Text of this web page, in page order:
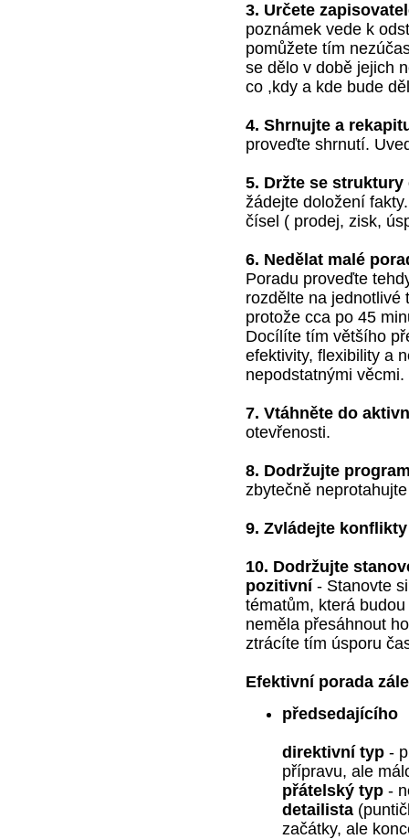
3. Určete
poznámek vede k
pomůžete tím
se dělo v době jejich
co ,kdy a kde bude
4. Shrnujte a
proveďte shrnutí.
5. Držte se struktury
žádejte doložení
čísel ( prodej, zisk,
6. Nedělat malé
Poradu proveďte
rozdělte na jednotlivé
protože cca po 45
Docílíte tím většího
efektivity, flexibility a
nepodstatnými věcmi.
7. Vtáhněte do
otevřenosti.
8. Dodržujte
zbytečně
9. Zvládejte konflikty
10. Dodržujte
pozitivní - Stanovte
tématům, která
neměla přesáhnout
ztrácíte tím úsporu
Efektivní porada
předsedajícího
direktivní typ -
přípravu, ale
přátelský typ -
detailista
začátky, ale